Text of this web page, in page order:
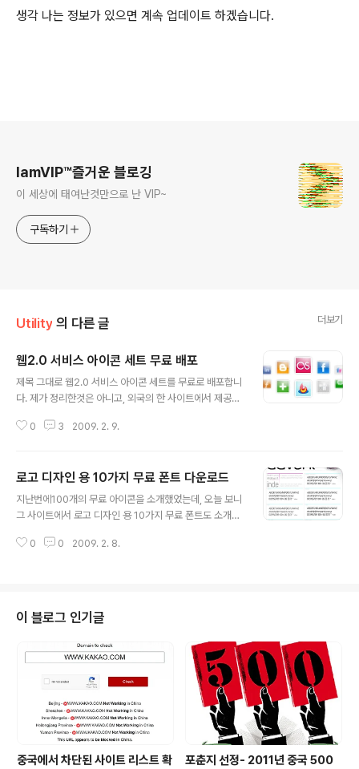
생각 나는 정보가 있으면 계속 업데이트 하겠습니다.
IamVIP™즐거운 블로깅
이 세상에 태여난것만으로 난 VIP~
구독하기
Utility 의 다른 글 더보기
웹2.0 서비스 아이콘 세트 무료 배포
제목 그대로 웹2.0 서비스 아이콘 세트를 무료로 배포합니
다. 제가 정리한것은 아니고, 외국의 한 사이트에서 제공하
두 사용 가능하다고 합니다. 총 18개의 아이콘이 있다고 합
ses-the-first-icon-set/
0 3 2009. 2. 9.
로고 디자인 용 10가지 무료 폰트 다운로드
지난번에100개의 무료 아이콘을 소개했었는데, 오늘 보니
그 사이트에서 로고 디자인 용 10가지 무료 폰트도 소개했
내용은 해당 사이트 참고하세요. 아래 링크 참고.. http://bl
0 0 2009. 2. 8.
이 블로그 인기글
중국에서 차단된 사이트 리스트 확
포춘지 선정- 2011년 중국 500